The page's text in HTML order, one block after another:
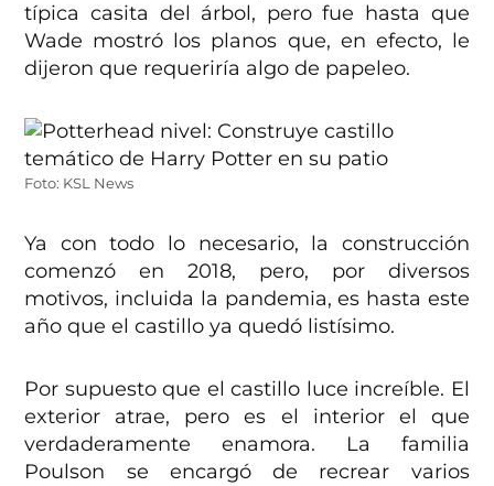
típica casita del árbol, pero fue hasta que
Wade mostró los planos que, en efecto, le
dijeron que requeriría algo de papeleo.
Foto: KSL News
Ya con todo lo necesario, la construcción
comenzó en 2018, pero, por diversos
motivos, incluida la pandemia, es hasta este
año que el castillo ya quedó listísimo.
Por supuesto que el castillo luce increíble. El
exterior atrae, pero es el interior el que
verdaderamente enamora. La familia
Poulson se encargó de recrear varios